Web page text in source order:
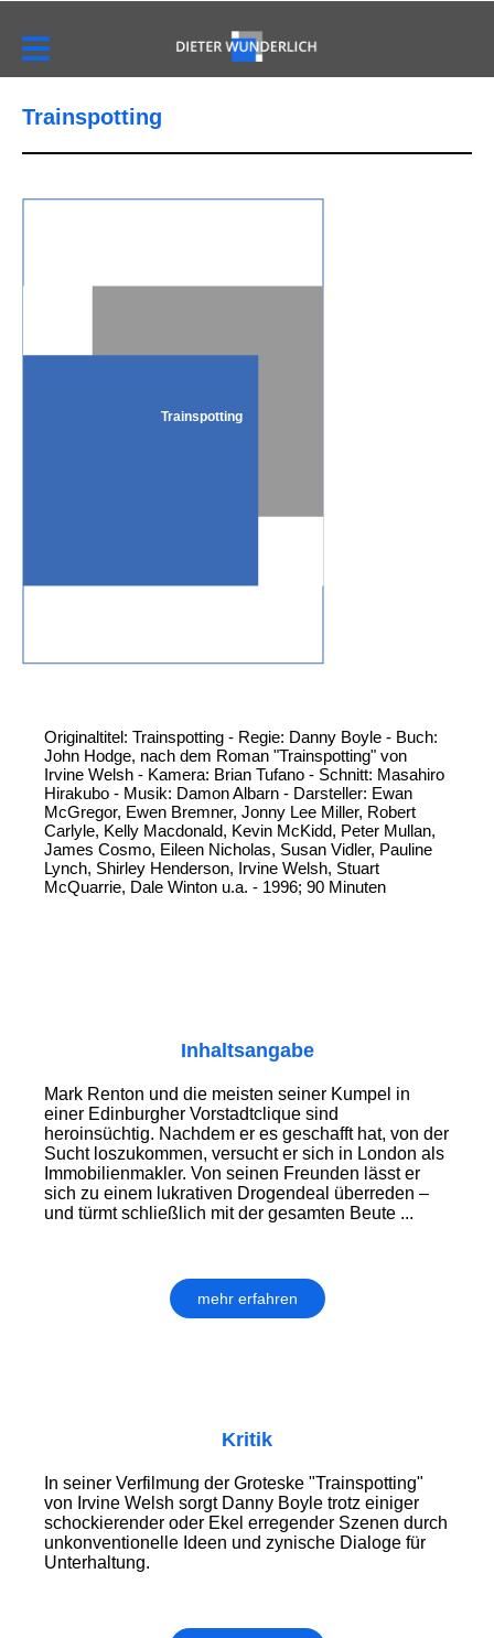
Trainspotting
Trainspotting
Originaltitel: Trainspotting - Regie: Danny Boyle - Buch:
John Hodge, nach dem Roman "Trainspotting" von
Irvine Welsh - Kamera: Brian Tufano - Schnitt: Masahiro
Hirakubo - Musik: Damon Albarn - Darsteller: Ewan
McGregor, Ewen Bremner, Jonny Lee Miller, Robert
Carlyle, Kelly Macdonald, Kevin McKidd, Peter Mullan,
James Cosmo, Eileen Nicholas, Susan Vidler, Pauline
Lynch, Shirley Henderson, Irvine Welsh, Stuart
McQuarrie, Dale Winton u.a. - 1996; 90 Minuten
Inhaltsangabe
Mark Renton und die meisten seiner Kumpel in
einer Edinburgher Vorstadtclique sind
heroinsüchtig. Nachdem er es geschafft hat, von der
Sucht loszukommen, versucht er sich in London als
Immobilienmakler. Von seinen Freunden lässt er
sich zu einem lukrativen Drogendeal überreden –
und türmt schließlich mit der gesamten Beute ...
mehr erfahren
Kritik
In seiner Verfilmung der Groteske "Trainspotting"
von Irvine Welsh sorgt Danny Boyle trotz einiger
schockierender oder Ekel erregender Szenen durch
unkonventionelle Ideen und zynische Dialoge für
Unterhaltung.